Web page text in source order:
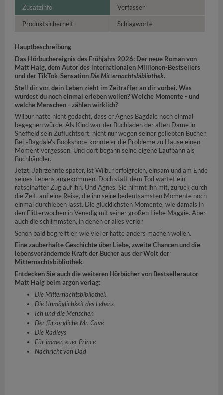
Zusatzinfo Verfasser
Produktsicherheit Schlagworte
Hauptbeschreibung
Das Hörbuchereignis des Frühjahrs 2026: Der neue Roman von
Matt Haig, dem Autor des internationalen Millionen-Bestsellers
und der TikTok-SensationDie Mitternachtsbibliothek.
Stell dir vor, dein Leben zieht im Zeitraffer an dir vorbei. Was
würdest du noch einmal erleben wollen? Welche Momente - und
welche Menschen - zählen wirklich?
Wilbur hätte nicht gedacht, dass er Agnes Bagdale noch einmal
begegnen würde. Als Kind war der Buchladen der alten Dame in
Sheffield sein Zufluchtsort, nicht nur wegen seiner geliebten Bücher.
Bei »Bagdale's Bookshop« konnte er die Probleme zu Hause einen
Moment vergessen. Und dort begann seine eigene Laufbahn als
Buchhändler.
Jetzt, Jahrzehnte später, ist Wilbur erfolgreich, einsam und am Ende
seines Lebens angekommen. Doch statt dem Tod wartet ein
rätselhafter Zug auf ihn. Und Agnes. Sie nimmt ihn mit, zurück durch
die Zeit, auf eine Reise, die ihn seine bedeutsamsten Momente noch
einmal durchleben lässt. Die glücklichsten Momente, wie damals in
den Flitterwochen in Venedig mit seiner großen Liebe Maggie. Aber
auch die schlimmsten, in denen er alles verlor.
Schon bald begreift er, wie viel er hätte anders machen wollen.
Eine zauberhafte Geschichte über Liebe, zweite Chancen und die
lebensverändernde Kraft der Bücher aus der Welt der
Mitternachtsbibliothek.
Entdecken Sie auch die weiteren Hörbücher von Bestsellerautor
Matt Haig beim argon verlag:
Die Mitternachtsbibliothek
Die Unmöglichkeit des Lebens
Ich und die Menschen
Der fürsorgliche Mr. Cave
Die Radleys
Für immer, euer Prince
Nachricht von Dad